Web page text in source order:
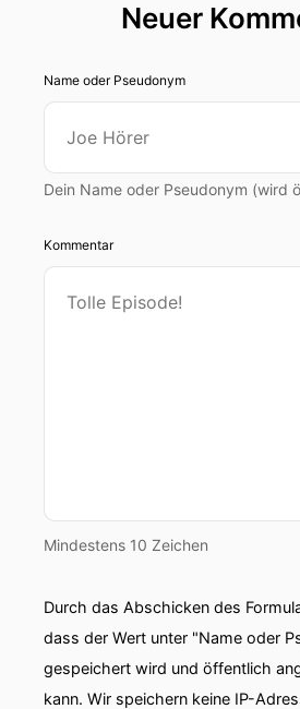
Neuer
Name oder Pseudonym
Dein Name oder Pseudonym (wird
Kommentar
Mindestens 10 Zeichen
Durch das Abschicken des
dass der Wert unter "Name oder
gespeichert wird und öffentlich
kann. Wir speichern keine IP-